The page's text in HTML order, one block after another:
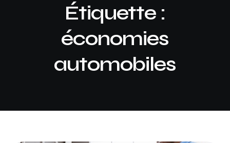
Étiquette :
économies
automobiles